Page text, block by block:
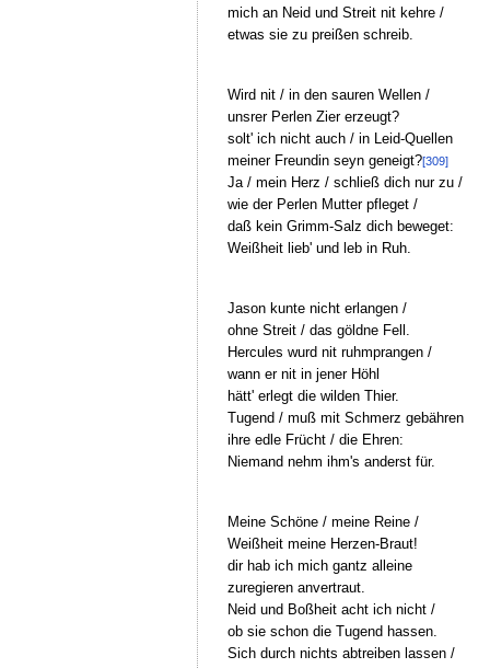
mich an Neid und Streit nit kehre /
etwas sie zu preißen schreib.
Wird nit / in den sauren Wellen /
unsrer Perlen Zier erzeugt?
solt' ich nicht auch / in Leid-Quellen
meiner Freundin seyn geneigt?[309]
Ja / mein Herz / schließ dich nur zu /
wie der Perlen Mutter pfleget /
daß kein Grimm-Salz dich beweget:
Weißheit lieb' und leb in Ruh.
Jason kunte nicht erlangen /
ohne Streit / das göldne Fell.
Hercules wurd nit ruhmprangen /
wann er nit in jener Höhl
hätt' erlegt die wilden Thier.
Tugend / muß mit Schmerz gebähren
ihre edle Frücht / die Ehren:
Niemand nehm ihm's anderst für.
Meine Schöne / meine Reine /
Weißheit meine Herzen-Braut!
dir hab ich mich gantz alleine
zuregieren anvertraut.
Neid und Boßheit acht ich nicht /
ob sie schon die Tugend hassen.
Sich durch nichts abtreiben lassen /